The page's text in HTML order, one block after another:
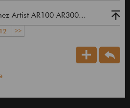
Artist AR100 AR300...
12 >>